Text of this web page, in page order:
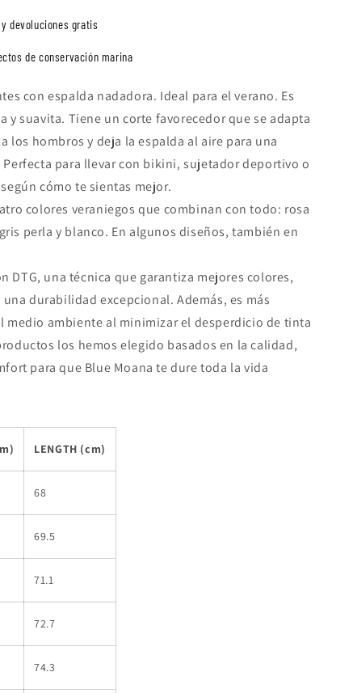
devoluciones gratis
de conservación marina
con espalda nadadora. Ideal para el verano. Es
y suavita. Tiene un corte favorecedor que se adapta
los hombros y deja la espalda al aire para una
Perfecta para llevar con bikini, sujetador deportivo o
cómo te sientas mejor.
colores veraniegos que combinan con todo: rosa
perla y blanco. En algunos diseños, también en
DTG, una técnica que garantiza mejores colores,
durabilidad excepcional. Además, es más
medio ambiente al minimizar el desperdicio de tinta
los hemos elegido basados en la calidad,
para que Blue Moana te dure toda la vida
LENGTH (cm)
68
69.5
71.1
72.7
74.3